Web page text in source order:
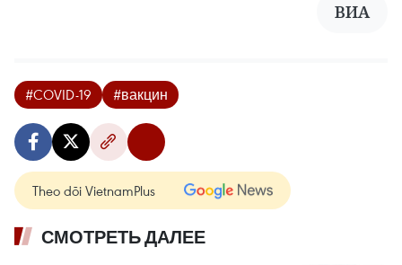
ВИА
#COVID-19 #вакцин
Theo dõi VietnamPlus
СМОТРЕТЬ ДАЛЕЕ